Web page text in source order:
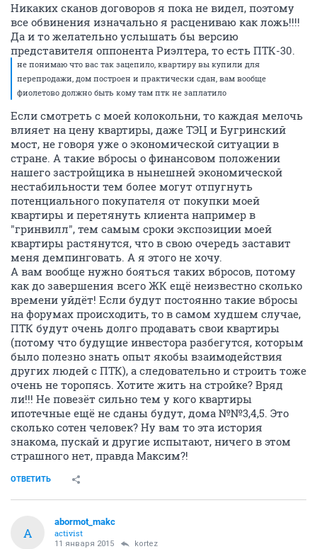
Никаких сканов договоров я пока не видел, поэтому
все обвинения изначально я расцениваю как ложь!!!!
Да и то желательно услышать бы версию
представителя оппонента Риэлтера, то есть ПТК-30.
не понимаю что вас так зацепило, квартиру вы купили для
перепродажи, дом построен и практически сдан, вам вообще
фиолетово должно быть кому там птк не заплатило
Если смотреть с моей колокольни, то каждая мелочь
влияет на цену квартиры, даже ТЭЦ и Бугринский
мост, не говоря уже о экономической ситуации в
стране. А такие вбросы о финансовом положении
нашего застройщика в нынешней экономической
нестабильности тем более могут отпугнуть
потенциального покупателя от покупки моей
квартиры и перетянуть клиента например в
"гринвилл", тем самым сроки экспозиции моей
квартиры растянутся, что в свою очередь заставит
меня демпинговать. А я этого не хочу.
А вам вообще нужно бояться таких вбросов, потому
как до завершения всего ЖК ещё неизвестно сколько
времени уйдёт! Если будут постоянно такие вбросы
на форумах происходить, то в самом худшем случае,
ПТК будут очень долго продавать свои квартиры
(потому что будущие инвестора разбегутся, которым
было полезно знать опыт якобы взаимодействия
других людей с ПТК), а следовательно и строить тоже
очень не торопясь. Хотите жить на стройке? Вряд
ли!!! Не повезёт сильно тем у кого квартиры
ипотечные ещё не сданы будут, дома №№3,4,5. Это
сколько сотен человек? Ну вам то эта история
знакома, пускай и другие испытают, ничего в этом
страшного нет, правда Максим?!
ОТВЕТИТЬ
A
abormot_makc
activist
11 января 2015 kortez